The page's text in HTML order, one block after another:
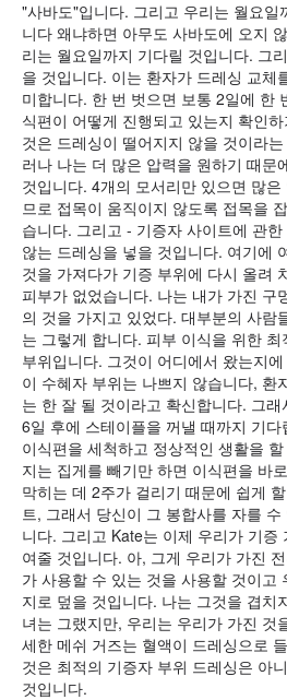
"사바도"입니다. 그리고 우리는 월요일
니다 왜냐하면 아무도 사바도에 오지
리는 월요일까지 기다릴 것입니다. 그
을 것입니다. 이는 환자가 드레싱 교체
미합니다. 한 번 벗으면 보통 2일에 한
식편이 어떻게 진행되고 있는지 확인
것은 드레싱이 떨어지지 않을 것이라
러나 나는 더 많은 압력을 원하기 때문
것입니다. 4개의 모서리만 있으면 많
므로 접목이 움직이지 않도록 접목을
습니다. 그리고 - 기증자 사이트에 관
않는 드레싱을 넣을 것입니다. 여기에
것을 가져다가 기증 부위에 다시 올려
피부가 없었습니다. 나는 내가 가진 구
의 것을 가지고 있었다. 대부분의 사람
는 그렇게 합니다. 피부 이식을 위한
부위입니다. 그것이 어디에서 왔는지
이 수혜자 부위는 나쁘지 않습니다, 환
는 한 잘 될 것이라고 확신합니다. 그
6일 후에 스테이플을 꺼낼 때까지 기
이식편을 세척하고 정상적인 생활을
지는 집게를 빼기만 하면 이식편을 바
막히는 데 2주가 걸리기 때문에 쉽게
트, 그래서 당신이 그 봉합사를 자를
니다. 그리고 Kate는 이제 우리가 기증
여줄 것입니다. 아, 그게 우리가 가진
가 사용할 수 있는 것을 사용할 것이고
지로 덮을 것입니다. 나는 그것을 겹치
녀는 그랬지만, 우리는 우리가 가진 것
세한 메쉬 거즈는 혈액이 드레싱으로
것은 최적의 기증자 부위 드레싱은 아
것입니다.